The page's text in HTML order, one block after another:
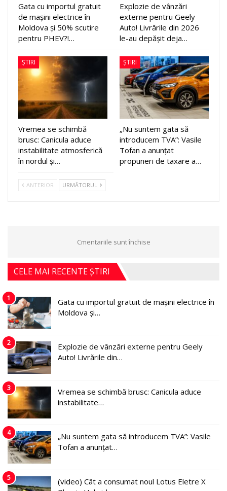
Gata cu importul gratuit
de mașini electrice în
Moldova și 50% scutire
pentru PHEV?!…
Explozie de vânzări
externe pentru Geely
Auto! Livrările din 2026
le-au depășit deja…
ȘTIRI
Vremea se schimbă
brusc: Canicula aduce
instabilitate atmosferică
în nordul și…
ȘTIRI
„Nu suntem gata să
introducem TVA”: Vasile
Tofan a anunțat
propuneri de taxare a…
ANTERIOR URMĂTORUL
Cmentariile sunt închise
CELE MAI RECENTE ȘTIRI
1
Gata cu importul gratuit de mașini electrice în
Moldova și…
2
Explozie de vânzări externe pentru Geely
Auto! Livrările din…
3
Vremea se schimbă brusc: Canicula aduce
instabilitate…
4
„Nu suntem gata să introducem TVA”: Vasile
Tofan a anunțat…
5
(video) Cât a consumat noul Lotus Eletre X